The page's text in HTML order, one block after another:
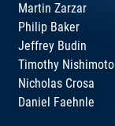
Martin Zarzar
Philip Baker
Jeffrey Budin
Timothy Nishimoto
Nicholas Crosa
Daniel Faehnle